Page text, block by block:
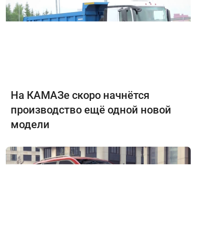
На КАМАЗе скоро начнётся
производство ещё одной новой
модели